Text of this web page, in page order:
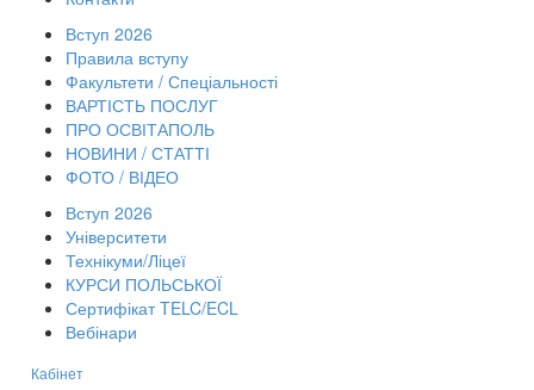
Вступ 2026
Правила вступу
Факультети / Спеціальності
ВАРТІСТЬ ПОСЛУГ
ПРО ОСВІТАПОЛЬ
НОВИНИ / СТАТТІ
ФОТО / ВІДЕО
Вступ 2026
Університети
Технікуми/Ліцеї
КУРСИ ПОЛЬСЬКОЇ
Сертифікат TELC/ECL
Вебінари
Кабінет